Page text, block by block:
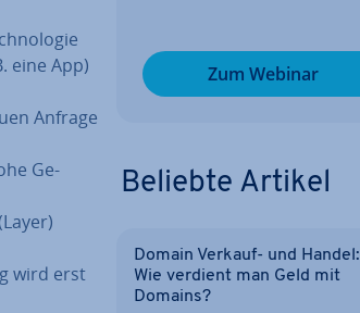
eine App)
Anfrage
Ge­
wird erst
Zum Webinar
Beliebte Artikel
Domain Verkauf- und Handel:
Wie verdient man Geld mit
Domains?